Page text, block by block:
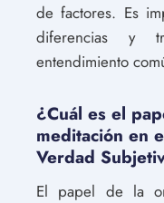
de factores. Es
diferencias y
entendimiento
¿Cuál es el
meditación en
Verdad
El papel de la